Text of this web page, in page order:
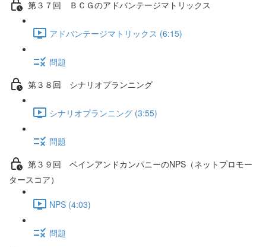
第３７回 ＢＣＧのアドバンテージマトリックス
アドバンテージマトリックス (6:15)
問題
第３８回 シナリオプランニング
シナリオプランニング (3:55)
問題
第３９回 ベインアンドカンパニーのNPS（ネットプロモー
タースコア）
NPS (4:03)
問題